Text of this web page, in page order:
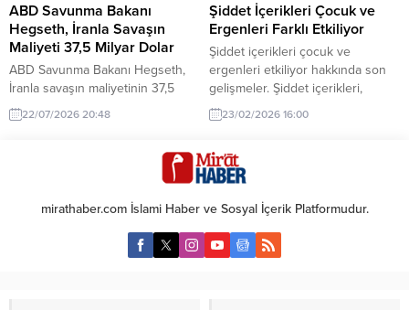
ABD Savunma Bakanı
Hegseth, İranla Savaşın
Maliyeti 37,5 Milyar Dolar
ABD Savunma Bakanı Hegseth,
İranla savaşın maliyetinin 37,5
milyar dolara ulaştığını belirtti. Bu
durum, askeri harcamaların
22/07/2026 20:48
Şiddet İçerikleri Çocuk ve
Ergenleri Farklı Etkiliyor
Şiddet içerikleri çocuk ve
ergenleri etkiliyor hakkında son
gelişmeler. Şiddet içerikleri,
çocuklar ve ergenler üzerinde
farklı psikolojik etkiler yaratıyor.
değişiklik gösteriyor.
23/02/2026 16:00
mirathaber.com İslami Haber ve Sosyal İçerik Platformudur.